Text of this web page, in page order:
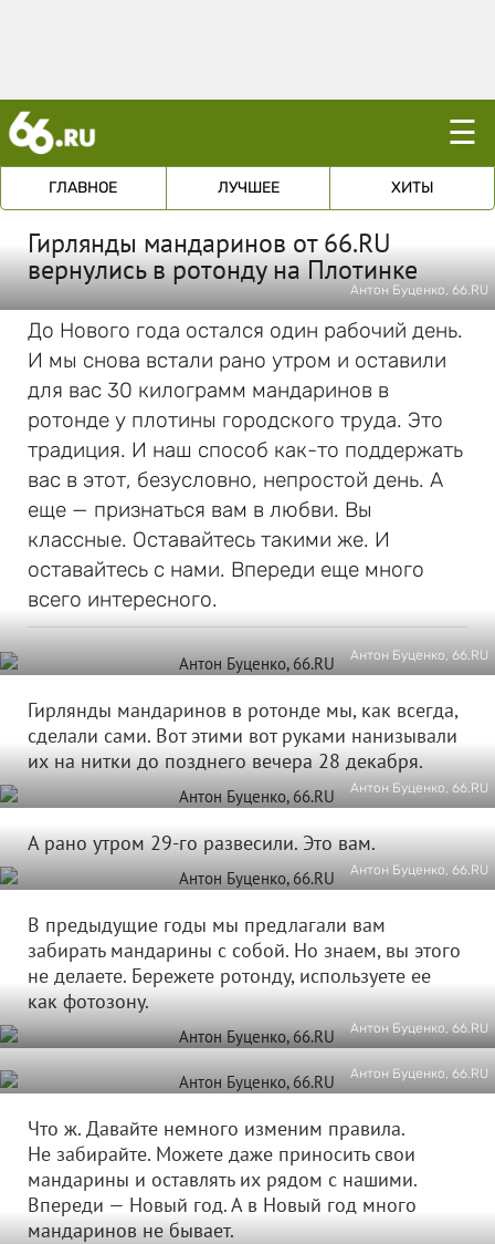
☰
ГЛАВНОЕ ЛУЧШЕЕ ХИТЫ
Гирлянды мандаринов от 66.RU
вернулись в ротонду на Плотинке
Антон Буценко, 66.RU
До Нового года остался один рабочий день.
И мы снова встали рано утром и оставили
для вас 30 килограмм мандаринов в
ротонде у плотины городского труда. Это
традиция. И наш способ как-то поддержать
вас в этот, безусловно, непростой день. А
еще — признаться вам в любви. Вы
классные. Оставайтесь такими же. И
оставайтесь с нами. Впереди еще много
всего интересного.
Антон Буценко, 66.RU
Гирлянды мандаринов в ротонде мы, как всегда,
сделали сами. Вот этими вот руками нанизывали
их на нитки до позднего вечера 28 декабря.
Антон Буценко, 66.RU
А рано утром 29-го развесили. Это вам.
Антон Буценко, 66.RU
В предыдущие годы мы предлагали вам
забирать мандарины с собой. Но знаем, вы этого
не делаете. Бережете ротонду, используете ее
как фотозону.
Антон Буценко, 66.RU
Антон Буценко, 66.RU
Что ж. Давайте немного изменим правила.
Не забирайте. Можете даже приносить свои
мандарины и оставлять их рядом с нашими.
Впереди — Новый год. А в Новый год много
мандаринов не бывает.